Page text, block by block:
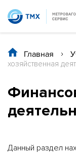
Главная /
хозяйственная
Данный раздел